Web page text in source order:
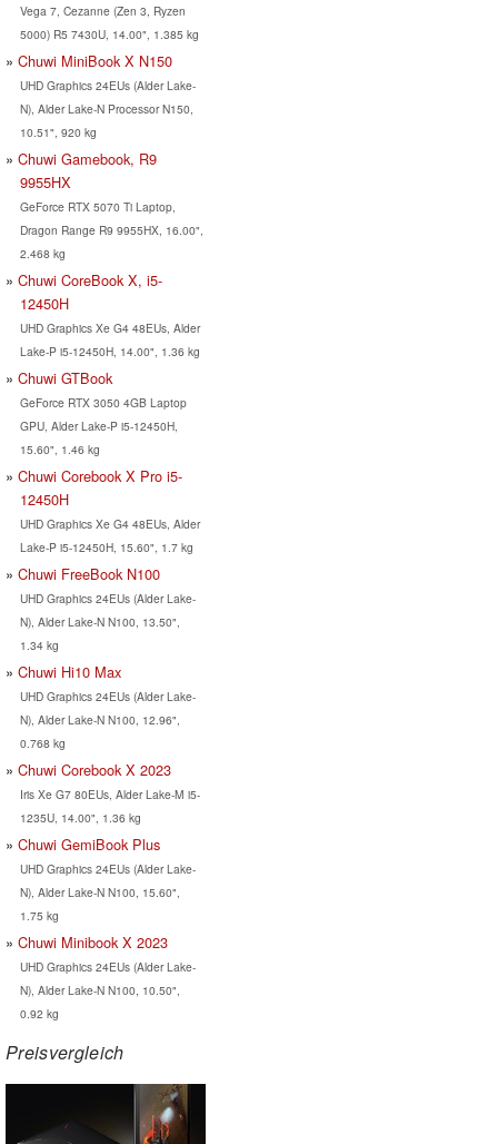
Vega 7, Cezanne (Zen 3, Ryzen
5000) R5 7430U, 14.00", 1.385 kg
Chuwi MiniBook X N150
UHD Graphics 24EUs (Alder Lake-
N), Alder Lake-N Processor N150,
10.51", 920 kg
Chuwi Gamebook, R9
9955HX
GeForce RTX 5070 Ti Laptop,
Dragon Range R9 9955HX, 16.00",
2.468 kg
Chuwi CoreBook X, i5-
12450H
UHD Graphics Xe G4 48EUs, Alder
Lake-P i5-12450H, 14.00", 1.36 kg
Chuwi GTBook
GeForce RTX 3050 4GB Laptop
GPU, Alder Lake-P i5-12450H,
15.60", 1.46 kg
Chuwi Corebook X Pro i5-
12450H
UHD Graphics Xe G4 48EUs, Alder
Lake-P i5-12450H, 15.60", 1.7 kg
Chuwi FreeBook N100
UHD Graphics 24EUs (Alder Lake-
N), Alder Lake-N N100, 13.50",
1.34 kg
Chuwi Hi10 Max
UHD Graphics 24EUs (Alder Lake-
N), Alder Lake-N N100, 12.96",
0.768 kg
Chuwi Corebook X 2023
Iris Xe G7 80EUs, Alder Lake-M i5-
1235U, 14.00", 1.36 kg
Chuwi GemiBook Plus
UHD Graphics 24EUs (Alder Lake-
N), Alder Lake-N N100, 15.60",
1.75 kg
Chuwi Minibook X 2023
UHD Graphics 24EUs (Alder Lake-
N), Alder Lake-N N100, 10.50",
0.92 kg
Preisvergleich